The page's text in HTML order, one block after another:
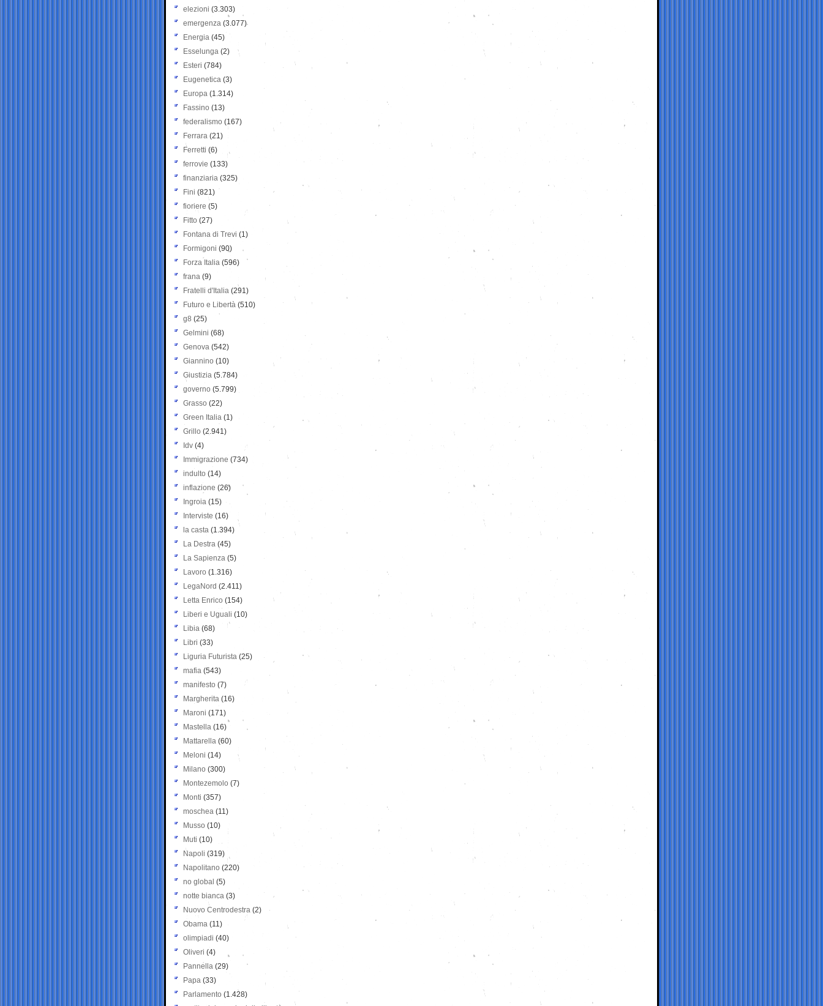
elezioni (3.303)
emergenza (3.077)
Energia (45)
Esselunga (2)
Esteri (784)
Eugenetica (3)
Europa (1.314)
Fassino (13)
federalismo (167)
Ferrara (21)
Ferretti (6)
ferrovie (133)
finanziaria (325)
Fini (821)
fioriere (5)
Fitto (27)
Fontana di Trevi (1)
Formigoni (90)
Forza Italia (596)
frana (9)
Fratelli d'Italia (291)
Futuro e Libertà (510)
g8 (25)
Gelmini (68)
Genova (542)
Giannino (10)
Giustizia (5.784)
governo (5.799)
Grasso (22)
Green Italia (1)
Grillo (2.941)
Idv (4)
Immigrazione (734)
indulto (14)
inflazione (26)
Ingroia (15)
Interviste (16)
la casta (1.394)
La Destra (45)
La Sapienza (5)
Lavoro (1.316)
LegaNord (2.411)
Letta Enrico (154)
Liberi e Uguali (10)
Libia (68)
Libri (33)
Liguria Futurista (25)
mafia (543)
manifesto (7)
Margherita (16)
Maroni (171)
Mastella (16)
Mattarella (60)
Meloni (14)
Milano (300)
Montezemolo (7)
Monti (357)
moschea (11)
Musso (10)
Muti (10)
Napoli (319)
Napolitano (220)
no global (5)
notte bianca (3)
Nuovo Centrodestra (2)
Obama (11)
olimpiadi (40)
Oliveri (4)
Pannella (29)
Papa (33)
Parlamento (1.428)